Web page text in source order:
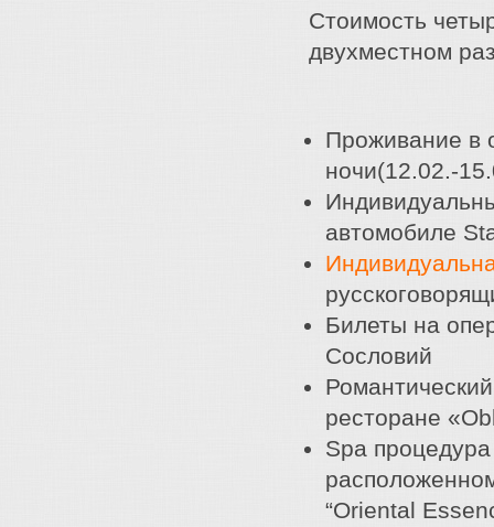
Стоимость
двухместном
Проживание в
ночи(12.02.-
автомобиле
Билеты на
Сословий
ресторане
Spa
“Oriental